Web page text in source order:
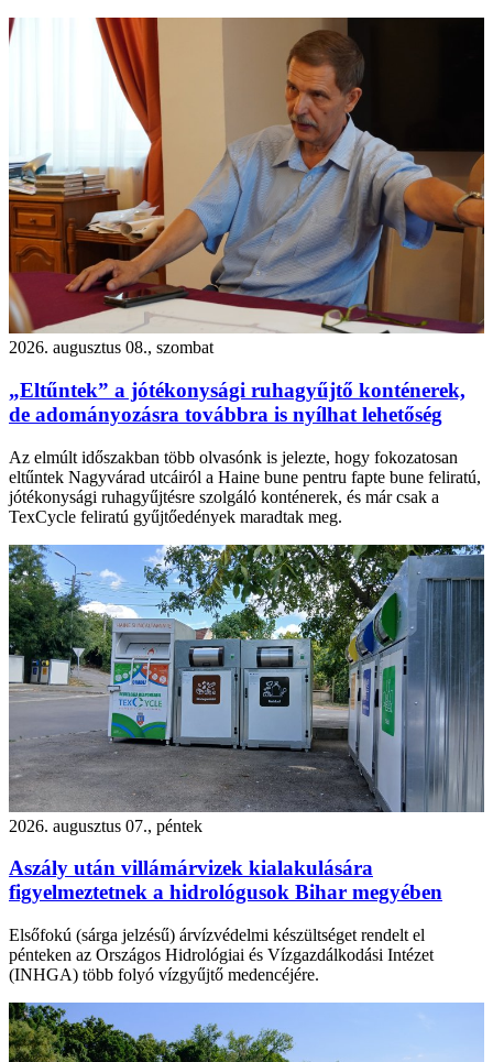
2026. augusztus 08., szombat
„Eltűntek” a jótékonysági ruhagyűjtő konténerek,
de adományozásra továbbra is nyílhat lehetőség
Az elmúlt időszakban több olvasónk is jelezte, hogy fokozatosan
eltűntek Nagyvárad utcáiról a Haine bune pentru fapte bune feliratú,
jótékonysági ruhagyűjtésre szolgáló konténerek, és már csak a
TexCycle feliratú gyűjtőedények maradtak meg.
2026. augusztus 07., péntek
Aszály után villámárvizek kialakulására
figyelmeztetnek a hidrológusok Bihar megyében
Elsőfokú (sárga jelzésű) árvízvédelmi készültséget rendelt el
pénteken az Országos Hidrológiai és Vízgazdálkodási Intézet
(INHGA) több folyó vízgyűjtő medencéjére.